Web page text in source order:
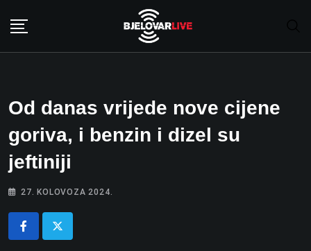
Od danas vrijede nove cijene
goriva, i benzin i dizel su
jeftiniji
27. KOLOVOZA 2024.